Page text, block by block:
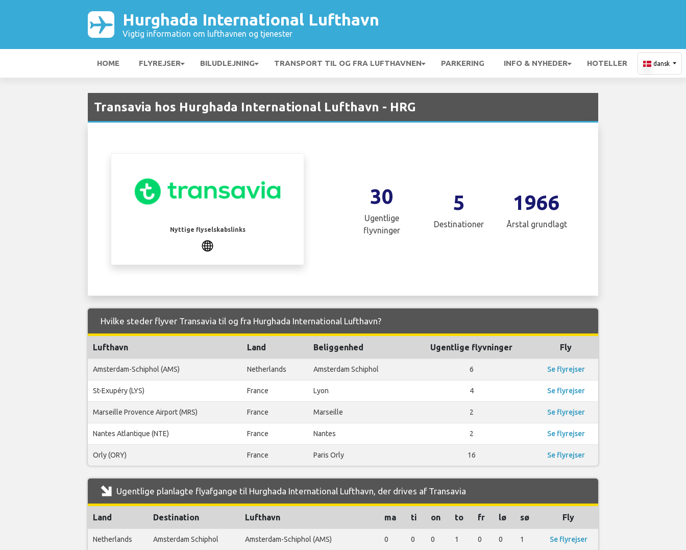
Hurghada International Lufthavn
Vigtig information om lufthavnen og tjenester
HOME FLYREJSER BILUDLEJNING TRANSPORT TIL OG FRA LUFTHAVNEN PARKERING INFO & NYHEDER HOTELLER dansk
Transavia hos Hurghada International Lufthavn - HRG
Nyttige flyselskabslinks
30
Ugentlige
flyvninger
5
Destinationer
1966
Årstal grundlagt
Hvilke steder flyver Transavia til og fra Hurghada International Lufthavn?
Lufthavn Land Beliggenhed Ugentlige flyvninger Fly
Amsterdam-Schiphol (AMS) Netherlands Amsterdam Schiphol 6 Se flyrejser
St-Exupéry (LYS) France Lyon 4 Se flyrejser
Marseille Provence Airport (MRS) France Marseille 2 Se flyrejser
Nantes Atlantique (NTE) France Nantes 2 Se flyrejser
Orly (ORY) France Paris Orly 16 Se flyrejser
Ugentlige planlagte flyafgange til Hurghada International Lufthavn, der drives af Transavia
Land Destination Lufthavn ma ti on to fr lø sø Fly
Netherlands Amsterdam Schiphol Amsterdam-Schiphol (AMS) 0 0 0 1 0 0 1 Se flyrejser